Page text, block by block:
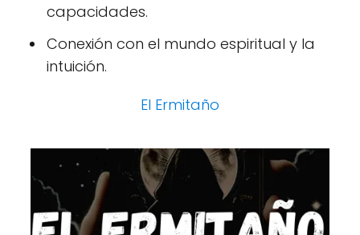
capacidades.
Conexión con el mundo espiritual y la
intuición.
El Ermitaño